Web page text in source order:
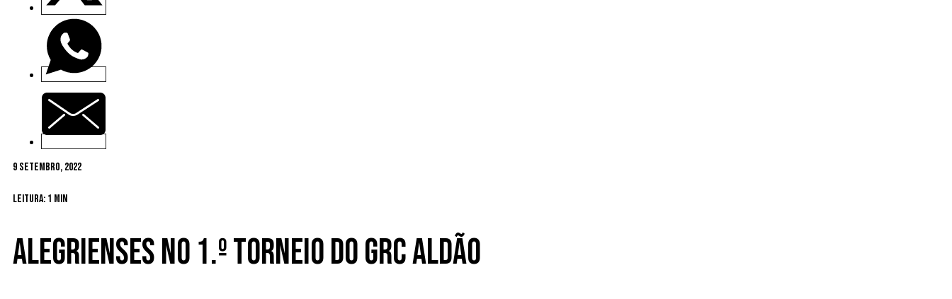
9 Setembro, 2022
Leitura: 1 min
Alegrienses no 1.º torneio do GRC Aldão